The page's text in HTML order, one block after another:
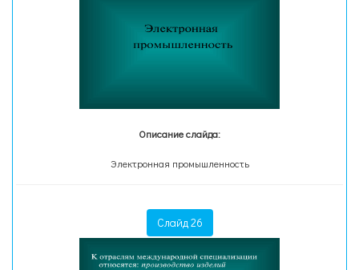
Описание слайда:
Электронная промышленность
Слайд 26